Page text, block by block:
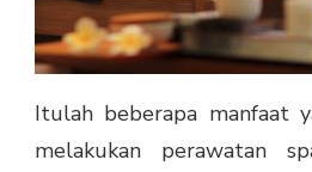
Itulah beberapa manfaat
melakukan perawatan